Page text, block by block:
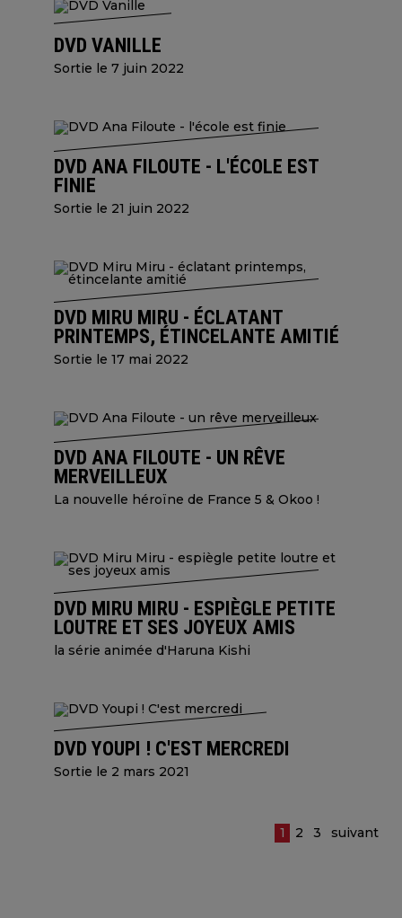
DVD VANILLE
Sortie le 7 juin 2022
DVD ANA FILOUTE - L'ÉCOLE EST
FINIE
Sortie le 21 juin 2022
DVD MIRU MIRU - ÉCLATANT
PRINTEMPS, ÉTINCELANTE AMITIÉ
Sortie le 17 mai 2022
DVD ANA FILOUTE - UN RÊVE
MERVEILLEUX
La nouvelle héroïne de France 5 & Okoo !
DVD MIRU MIRU - ESPIÈGLE PETITE
LOUTRE ET SES JOYEUX AMIS
la série animée d'Haruna Kishi
DVD YOUPI ! C'EST MERCREDI
Sortie le 2 mars 2021
1 2 3 suivant